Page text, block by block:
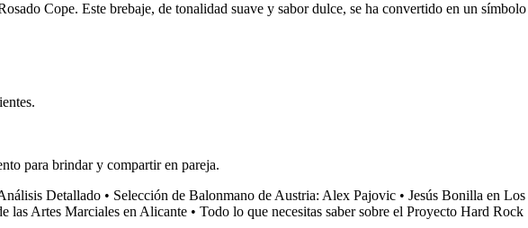
Cope. Este brebaje, de tonalidad suave y sabor dulce, se ha convertido en un símbolo
para brindar y compartir en pareja.
Detallado • Selección de Balonmano de Austria: Alex Pajovic • Jesús Bonilla en Los
las Artes Marciales en Alicante • Todo lo que necesitas saber sobre el Proyecto Hard Rock